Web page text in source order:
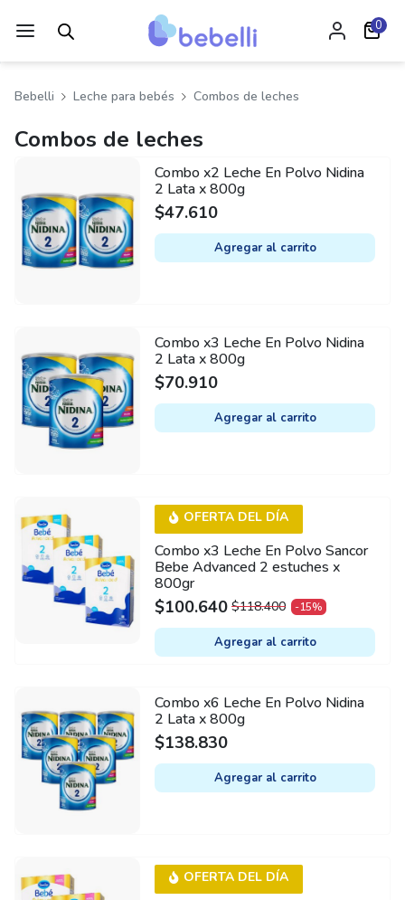
0
Bebelli Leche para bebés Combos de leches
Combos de leches
Combo x2 Leche En Polvo Nidina
2 Lata x 800g
$47.610
Agregar al carrito
Combo x3 Leche En Polvo Nidina
2 Lata x 800g
$70.910
Agregar al carrito
Combo x3 Leche En Polvo Sancor
Bebe Advanced 2 estuches x
800gr
OFERTA DEL DÍA
$118.400
ORIGINAL
PRICE
WAS:
$100.640
CURRENT
PRICE
IS:
-15%
Agregar al carrito
Combo x6 Leche En Polvo Nidina
2 Lata x 800g
$138.830
Agregar al carrito
OFERTA DEL DÍA